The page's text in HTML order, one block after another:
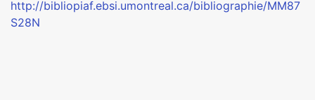
http://bibliopiaf.ebsi.umontreal.ca/bibliographie/MM87
S28N